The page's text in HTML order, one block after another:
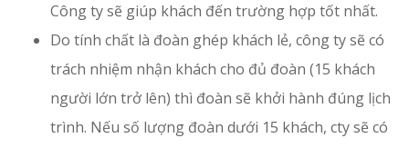
Công ty sẽ giúp khách đến trường hợp tốt nhất.
Do tính chất là đoàn ghép khách lẻ, công ty sẽ có
trách nhiệm nhận khách cho đủ đoàn (15 khách
người lớn trở lên) thì đoàn sẽ khởi hành đúng lịch
trình. Nếu số lượng đoàn dưới 15 khách, cty sẽ có